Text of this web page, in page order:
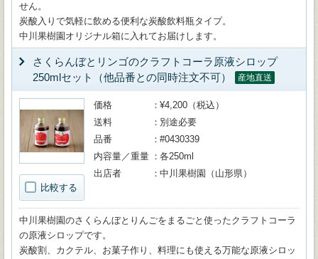
せん。
炭酸入りで気軽に飲める便利な炭酸飲料瓶タイプ。
中川果樹園オリジナル箱に入れてお届けします。
さくらんぼとリンゴのクラフトコーラ原液シロップ
250mlセット（他品番との同時注文不可）
産地直送
比較する
価格
¥4,200（税込）
送料
別途必要
品番
#0430339
内容量／重量
各250ml
出店者
中川果樹園（山形県）
中川果樹園のさくらんぼとりんごをまるごと使ったクラフトコーラ
の原液シロップです。
炭酸割、カクテル、お菓子作り、料理にも使える万能な原液シロッ